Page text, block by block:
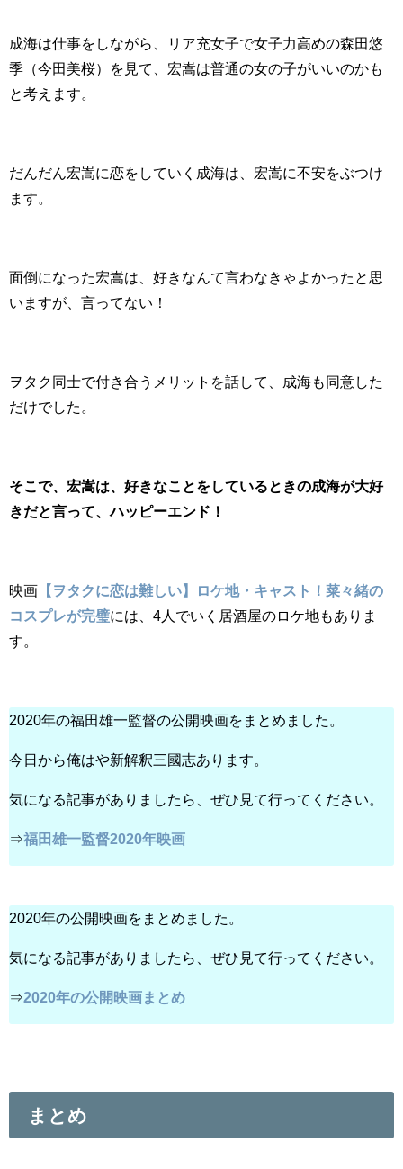
成海は仕事をしながら、リア充女子で女子力高めの森田悠
季（今田美桜）を見て、宏嵩は普通の女の子がいいのかも
と考えます。
だんだん宏嵩に恋をしていく成海は、宏嵩に不安をぶつけ
ます。
面倒になった宏嵩は、好きなんて言わなきゃよかったと思
いますが、言ってない！
ヲタク同士で付き合うメリットを話して、成海も同意した
だけでした。
そこで、宏嵩は、好きなことをしているときの成海が大好
きだと言って、ハッピーエンド！
映画 【ヲタクに恋は難しい】ロケ地・キャスト！菜々緒の
コスプレが完璧には、4人でいく居酒屋のロケ地もありま
す。
2020年の福田雄一監督の公開映画をまとめました。
今日から俺はや新解釈三國志あります。
気になる記事がありましたら、ぜひ見て行ってください。
⇒福田雄一監督2020年映画
2020年の公開映画をまとめました。
気になる記事がありましたら、ぜひ見て行ってください。
⇒2020年の公開映画まとめ
まとめ